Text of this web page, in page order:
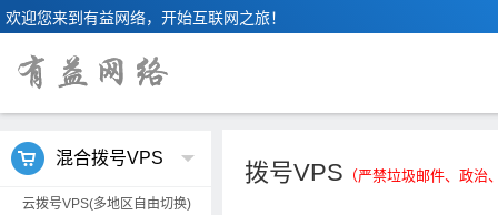
欢迎您来到有益网络，开始互联网之旅！
混合拨号VPS
云拨号VPS(多地区自由切换)
拨号VPS （严禁垃圾邮件、政